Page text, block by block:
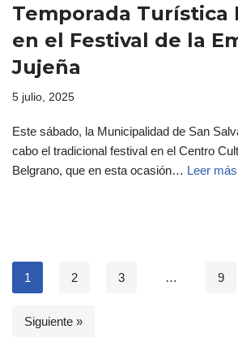
Temporada Turística
en el Festival de la
Jujeña
5 julio, 2025
Este sábado, la Municipalidad de San
cabo el tradicional festival en el Centro
Belgrano, que en esta ocasión… Leer
1 2 3 … 9
Siguiente »